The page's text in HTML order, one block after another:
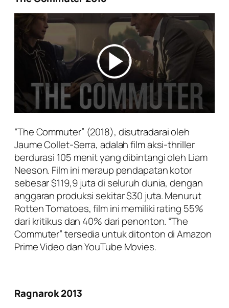
“The Commuter” (2018), disutradarai oleh
Jaume Collet-Serra, adalah film aksi-thriller
berdurasi 105 menit yang dibintangi oleh Liam
Neeson. Film ini meraup pendapatan kotor
sebesar $119,9 juta di seluruh dunia, dengan
anggaran produksi sekitar $30 juta. Menurut
Rotten Tomatoes, film ini memiliki rating 55%
dari kritikus dan 40% dari penonton. “The
Commuter” tersedia untuk ditonton di Amazon
Prime Video dan YouTube Movies.
Ragnarok 2013